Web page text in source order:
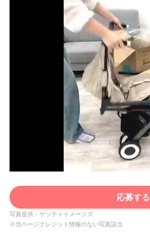
応募する
写真提供：ゲッティイメージズ
※当ページクレジット情報のない写真該当